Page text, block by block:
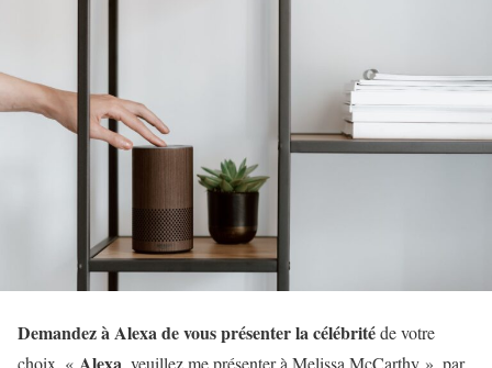
Demandez à Alexa de vous présenter la célébritéde votre
choix. «
, veuillez me présenter à Melissa McCarthy », par